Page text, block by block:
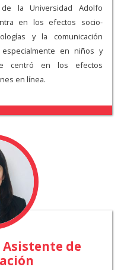
de la Universidad Adolfo
en los efectos socio-
y la comunicación
en niños y
centró en los efectos
en línea.
Asistente de